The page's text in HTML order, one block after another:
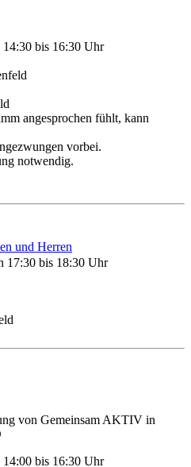
14:30 bis 16:30 Uhr
angesprochen fühlt, kann
vorbei.
notwendig.
und Herren
17:30 bis 18:30 Uhr
von Gemeinsam AKTIV in
14:00 bis 16:30 Uhr